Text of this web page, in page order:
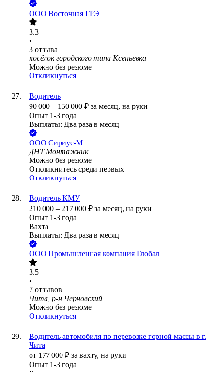
ООО Восточная ГРЭ
3.3
•
3 отзыва
посёлок городского типа Ксеньевка
Можно без резюме
Откликнуться
Водитель
90 000 – 150 000 ₽ за месяц, на руки
Опыт 1-3 года
Выплаты: Два раза в месяц
ООО Сириус-М
ДНТ Монтажник
Можно без резюме
Откликнитесь среди первых
Откликнуться
Водитель КМУ
210 000 – 217 000 ₽ за месяц, на руки
Опыт 1-3 года
Вахта
Выплаты: Два раза в месяц
ООО Промышленная компания Глобал
3.5
•
7 отзывов
Чита, р-н Черновский
Можно без резюме
Откликнуться
Водитель автомобиля по перевозке горной массы в г.
Чита
от 177 000 ₽ за вахту, на руки
Опыт 1-3 года